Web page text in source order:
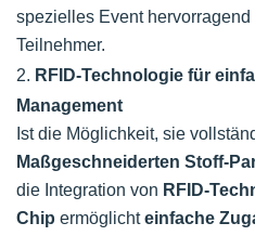
spezielles Event hervorragend
Teilnehmer.
2. RFID-Technologie für
Management
Ist die Möglichkeit, sie
Maßgeschneiderten Stoff-
die Integration von RFID-
Chip ermöglichteinfache